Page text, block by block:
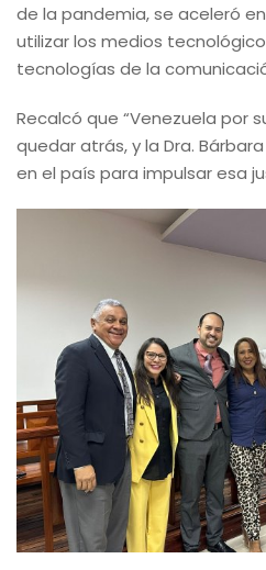
de la pandemia, se aceleró
utilizar los medios
tecnologías de la
Recalcó que “Venezuela por
quedar atrás, y la Dra.
en el país para impulsar esa